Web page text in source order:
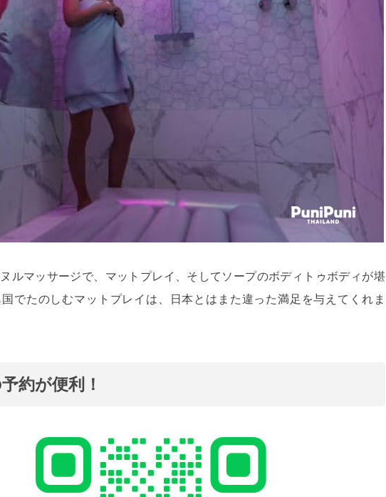
ルマッサージで、マットプレイ、そしてソープのボディトゥボディが堪
でたのしむマットプレイは、日本とはまた違った満足を与えてくれま
約が便利！